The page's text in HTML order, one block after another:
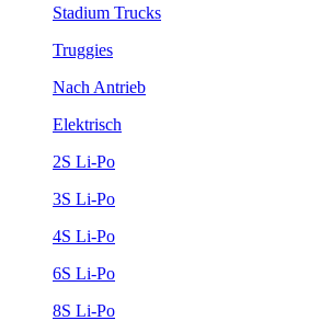
Stadium Trucks
Truggies
Nach Antrieb
Elektrisch
2S Li-Po
3S Li-Po
4S Li-Po
6S Li-Po
8S Li-Po